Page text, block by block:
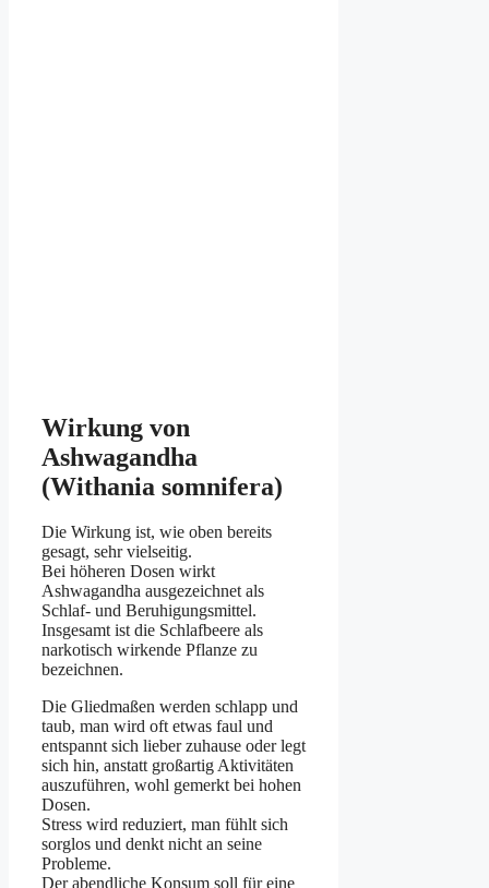
Wirkung von
Ashwagandha
(Withania somnifera)
Die Wirkung ist, wie oben bereits
gesagt, sehr vielseitig.
Bei höheren Dosen wirkt
Ashwagandha ausgezeichnet als
Schlaf- und Beruhigungsmittel.
Insgesamt ist die Schlafbeere als
narkotisch wirkende Pflanze zu
bezeichnen.
Die Gliedmaßen werden schlapp und
taub, man wird oft etwas faul und
entspannt sich lieber zuhause oder legt
sich hin, anstatt großartig Aktivitäten
auszuführen, wohl gemerkt bei hohen
Dosen.
Stress wird reduziert, man fühlt sich
sorglos und denkt nicht an seine
Probleme.
Der abendliche Konsum soll für eine